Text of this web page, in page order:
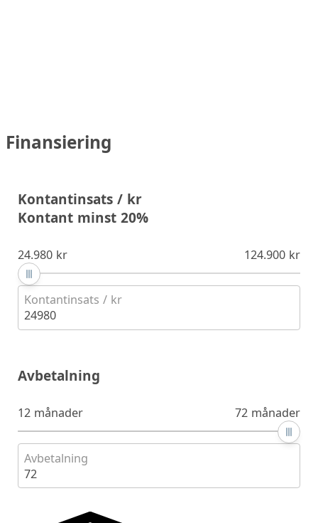
Finansiering
Kontantinsats / kr
Kontant minst 20%
24.980 kr 124.900 kr
Kontantinsats / kr
24980
Avbetalning
12 månader 72 månader
Avbetalning
72